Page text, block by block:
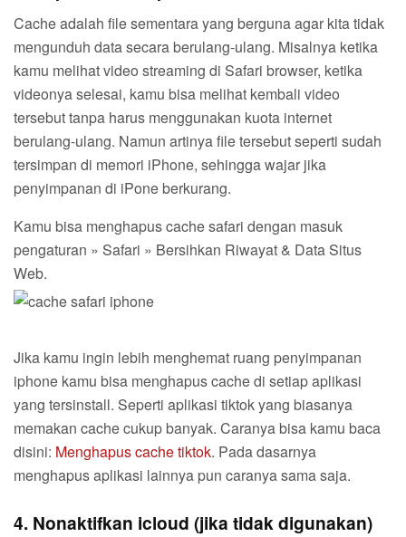
Cache adalah file sementara yang berguna agar kita tidak
mengunduh data secara berulang-ulang. Misalnya ketika
kamu melihat video streaming di Safari browser, ketika
videonya selesai, kamu bisa melihat kembali video
tersebut tanpa harus menggunakan kuota internet
berulang-ulang. Namun artinya file tersebut seperti sudah
tersimpan di memori iPhone, sehingga wajar jika
penyimpanan di iPone berkurang.
Kamu bisa menghapus cache safari dengan masuk
pengaturan » Safari » Bersihkan Riwayat & Data Situs
Web.
Jika kamu ingin lebih menghemat ruang penyimpanan
iphone kamu bisa menghapus cache di setiap aplikasi
yang tersinstall. Seperti aplikasi tiktok yang biasanya
memakan cache cukup banyak. Caranya bisa kamu baca
disini: Menghapus cache tiktok. Pada dasarnya
menghapus aplikasi lainnya pun caranya sama saja.
4. Nonaktifkan icloud (jika tidak digunakan)